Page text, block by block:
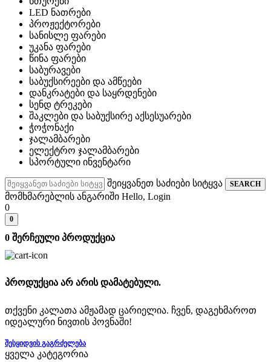
LED ნათრები
პროჟექტორები
სანისლე ფარები
უკანა ფარები
წინა ფარები
საბურავები
საბუქსირეები და ამწეები
დანკრატები და საყრდენები
სენდ ტრეკები
შაკლები და საბუქსირე აქსესუარები
ჭოჭონაქი
ჯალამბარები
ელექტრო ჯალამბარები
სპორტული ინვენტარი
შეიყვანეთ საძიები სიტყვა SEARCH
მომხმარებლის ანგარიში Hello, Login
0
0
0 შერჩეული პროდუქცია
პროდუქცია არ არის დამატებული.
თქვენი კალათა ამჟამად ცარიელია. ჩვენ, დაგეხმაროთ
იდეალური ნივთის პოვნაში!
ᲨᲔᲡᲧᲘᲓᲕᲘᲡ ᲒᲐᲒᲠᲫᲔᲚᲔᲑᲐ
ყველა კატეგორია